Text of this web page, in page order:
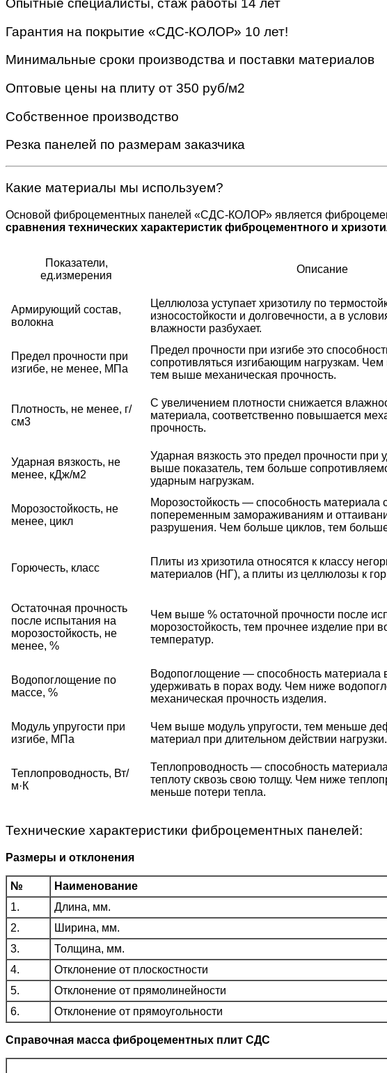
Опытные специалисты, стаж работы 14 лет
Гарантия на покрытие «СДС-КОЛОР» 10 лет!
Минимальные сроки производства и поставки материалов
Оптовые цены на плиту от 350 руб/м2
Собственное производство
Резка панелей по размерам заказчика
Какие материалы мы используем?
Основой фиброцементных панелей «СДС-КОЛОР» является
сравнения технических характеристик фиброцементного и
Показатели,
ед.измерения
Описание
Армирующий состав,
волокна
Целлюлоза уступает хризотилу по
износостойкости и долговечности, а в
влажности разбухает.
Предел прочности при
изгибе, не менее, МПа
Предел прочности при изгибе это
сопротивляться изгибающим нагрузкам.
тем выше механическая прочность.
Плотность, не менее, г/
см3
С увеличением плотности снижается
материала, соответственно повышается
прочность.
Ударная вязкость, не
менее, кДж/м2
Ударная вязкость это предел прочности при
выше показатель, тем больше
ударным нагрузкам.
Морозостойкость, не
менее, цикл
Морозостойкость — способность материала
попеременным замораживаниям и
разрушения. Чем больше циклов, тем больше
Горючесть, класс
Плиты из хризотила относятся к классу
материалов (НГ), а плиты из целлюлозы к
Остаточная прочность
после испытания на
морозостойкость, не
менее, %
Чем выше % остаточной прочности после
морозостойкость, тем прочнее изделие при
температур.
Водопоглощение по
массе, %
Водопоглощение — способность материала
удерживать в порах воду. Чем ниже
механическая прочность изделия.
Модуль упругости при
изгибе, МПа
Чем выше модуль упругости, тем меньше
материал при длительном действии нагрузки.
Теплопроводность, Вт/
м·К
Теплопроводность — способность
теплоту сквозь свою толщу. Чем ниже
меньше потери тепла.
Технические характеристики фиброцементных панелей:
Размеры и отклонения
№ Наименование
1.
Длина, мм.
2.
Ширина, мм.
3.
Толщина, мм.
4.
Отклонение от плоскостности
5.
Отклонение от прямолинейности
6.
Отклонение от прямоугольности
Справочная масса фиброцементных плит СДС